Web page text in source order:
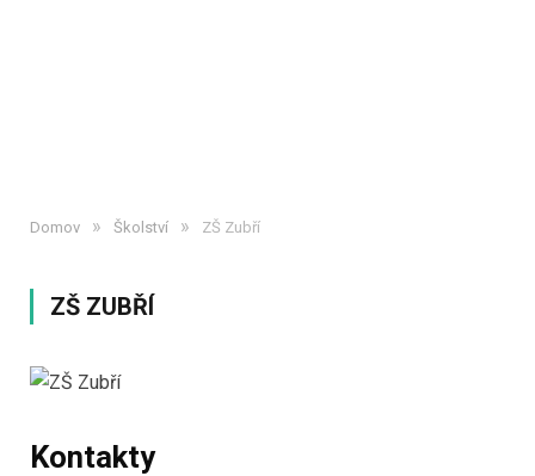
Domov » Školství » ZŠ Zubří
ZŠ ZUBŘÍ
Kontakty